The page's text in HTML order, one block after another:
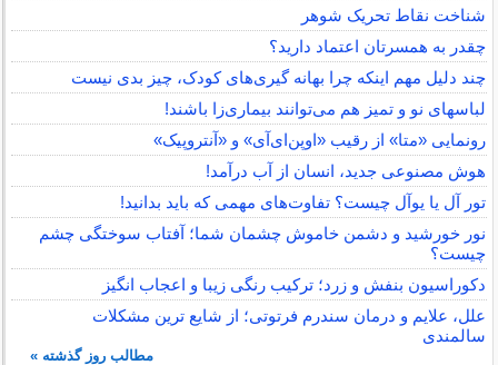
شناخت نقاط تحریک شوهر
چقدر به همسرتان اعتماد دارید؟
چند دلیل مهم اینکه چرا بهانه گیری‌های کودک، چیز بدی نیست
لباس‎های نو و تمیز هم می‌توانند بیماری‌زا باشند!
رونمایی «متا» از رقیب «اوپن‌ای‌آی» و «آنتروپیک»
هوش مصنوعی جدید، انسان از آب درآمد!
تور آل یا یوآل چیست؟ تفاوت‌های مهمی که باید بدانید!
نور خورشید و دشمن خاموش چشمان شما؛ آفتاب سوختگی چشم
چیست؟
دکوراسیون بنفش و زرد؛ ترکیب رنگی زیبا و اعجاب انگیز
علل، علایم و درمان سندرم فرتوتی؛ از شایع ترین مشکلات
سالمندی
مطالب روز گذشته »